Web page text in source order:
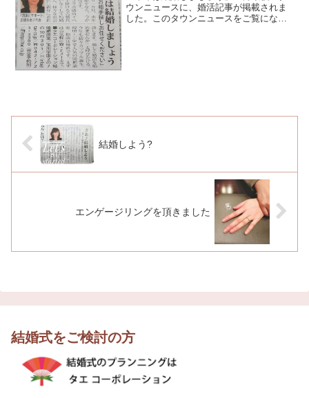
ウンニュースに、婚活記事が掲載されま
した。このタウンニュースをご覧になっ
結婚しよう?
エンゲージリングを頂きました
結婚式をご検討の方